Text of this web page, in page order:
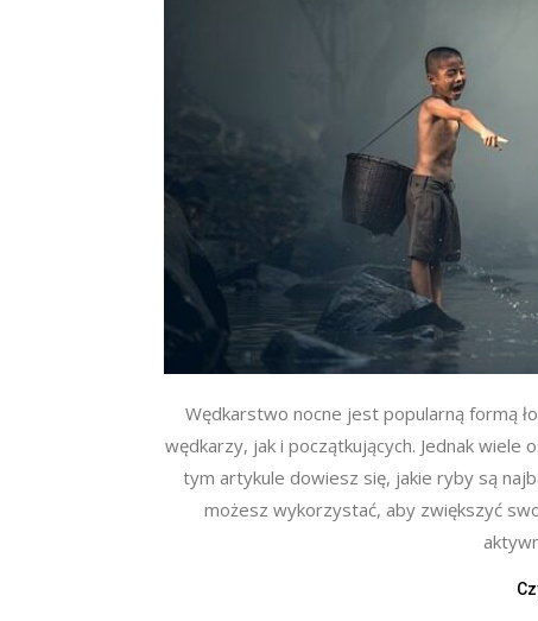
Wędkarstwo nocne jest popularną formą
wędkarzy, jak i początkujących. Jednak wiele
tym artykule dowiesz się, jakie ryby są
możesz wykorzystać, aby zwiększyć